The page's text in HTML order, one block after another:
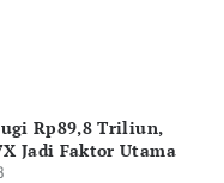
Rp89,8 Triliun,
Jadi Faktor Utama